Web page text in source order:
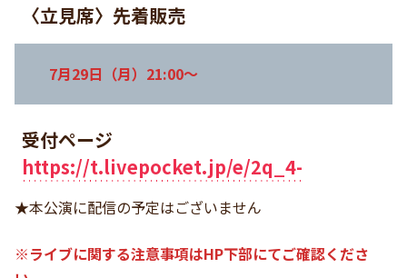
〈立見席〉先着販売
7月29日（月）21:00〜
受付ページ
https://t.livepocket.jp/e/2q_4-
★本公演に配信の予定はございません
※ライブに関する注意事項はHP下部にてご確認くださ